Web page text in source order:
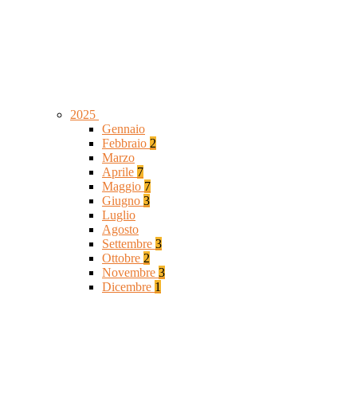
2025
Gennaio
Febbraio 2
Marzo
Aprile 7
Maggio 7
Giugno 3
Luglio
Agosto
Settembre 3
Ottobre 2
Novembre 3
Dicembre 1